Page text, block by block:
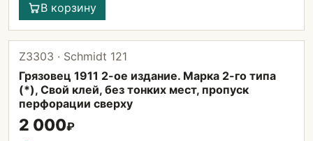
В корзину
Z3303 · Schmidt 121
Грязовец 1911 2-ое издание. Марка 2-го типа
(*), Свой клей, без тонких мест, пропуск
перфорации сверху
2 000₽